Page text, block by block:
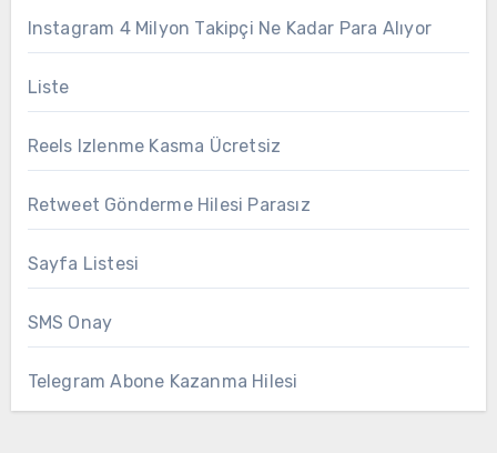
Instagram 4 Milyon Takipçi Ne Kadar Para Alıyor
Liste
Reels Izlenme Kasma Ücretsiz
Retweet Gönderme Hilesi Parasız
Sayfa Listesi
SMS Onay
Telegram Abone Kazanma Hilesi